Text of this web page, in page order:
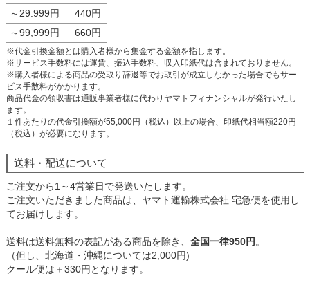
～29.999円
440円
～99,999円
660円
※代金引換金額とは購入者様から集金する金額を指します。
※サービス手数料には運賃、振込手数料、収入印紙代は含まれておりません。
※購入者様による商品の受取り辞退等でお取引が成立しなかった場合でもサー
ビス手数料がかかります。
商品代金の領収書は通販事業者様に代わりヤマトフィナンシャルが発行いたし
ます。
１件あたりの代金引換額が55,000円（税込）以上の場合、印紙代相当額220円
（税込）が必要になります。
送料・配送について
ご注文から1～4営業日で発送いたします。
ご注文いただきました商品は、ヤマト運輸株式会社 宅急便を使用し
てお届けします。
送料は送料無料の表記がある商品を除き、 全国一律950円 。
（但し、北海道・沖縄については2,000円)
クール便は＋330円となります。